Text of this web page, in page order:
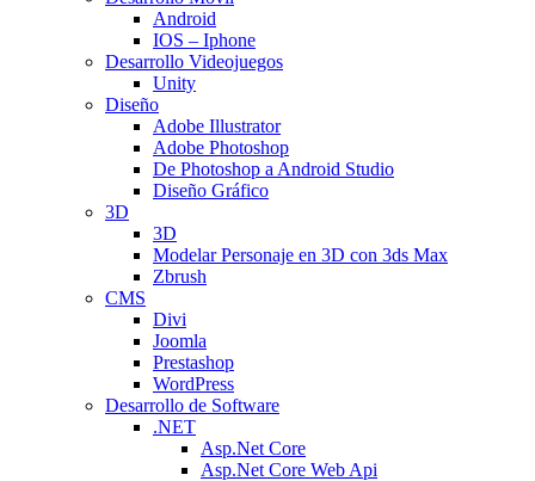
Android
IOS – Iphone
Desarrollo Videojuegos
Unity
Diseño
Adobe Illustrator
Adobe Photoshop
De Photoshop a Android Studio
Diseño Gráfico
3D
3D
Modelar Personaje en 3D con 3ds Max
Zbrush
CMS
Divi
Joomla
Prestashop
WordPress
Desarrollo de Software
.NET
Asp.Net Core
Asp.Net Core Web Api